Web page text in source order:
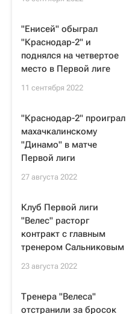
"Енисей" обыграл
"Краснодар-2" и
поднялся на четвертое
место в Первой лиге
11 сентября 2022
"Краснодар-2" проиграл
махачкалинскому
"Динамо" в матче
Первой лиги
27 августа 2022
Клуб Первой лиги
"Велес" расторг
контракт с главным
тренером Сальниковым
23 августа 2022
Тренера "Велеса"
отстранили за бросок